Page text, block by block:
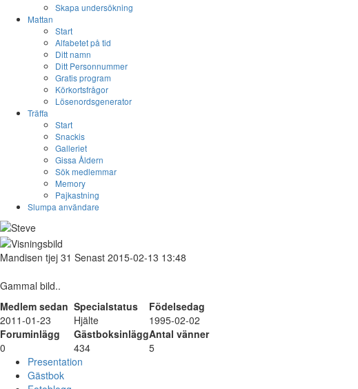
Skapa undersökning
Mattan
Start
Alfabetet på tid
Ditt namn
Ditt Personnummer
Gratis program
Körkortsfrågor
Lösenordsgenerator
Träffa
Start
Snackis
Galleriet
Gissa Åldern
Sök medlemmar
Memory
Pajkastning
Slumpa användare
Mandisen tjej 31 Senast 2015-02-13 13:48
Gammal bild..
Medlem sedan Specialstatus
Födelsedag
2011-01-23
Hjälte
1995-02-02
Foruminlägg
GästboksinläggAntal vänner
0
434
5
Presentation
Gästbok